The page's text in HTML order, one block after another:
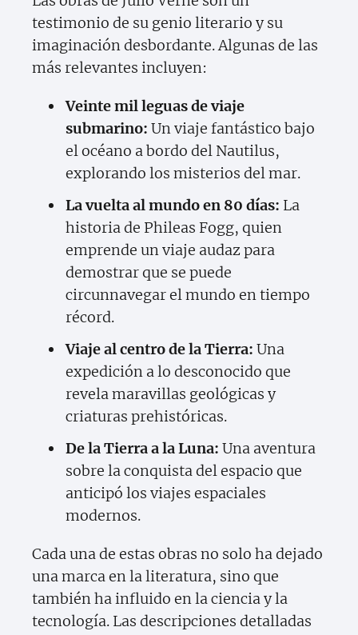
testimonio de su genio literario y su
imaginación desbordante. Algunas de las
más relevantes incluyen:
Veinte mil leguas de viaje
submarino: Un viaje fantástico bajo
el océano a bordo del Nautilus,
explorando los misterios del mar.
La vuelta al mundo en 80 días: La
historia de Phileas Fogg, quien
emprende un viaje audaz para
demostrar que se puede
circunnavegar el mundo en tiempo
récord.
Viaje al centro de la Tierra: Una
expedición a lo desconocido que
revela maravillas geológicas y
criaturas prehistóricas.
De la Tierra a la Luna: Una aventura
sobre la conquista del espacio que
anticipó los viajes espaciales
modernos.
Cada una de estas obras no solo ha dejado
una marca en la literatura, sino que
también ha influido en la ciencia y la
tecnología. Las descripciones detalladas